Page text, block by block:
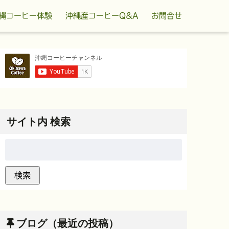
コーヒー体験 沖縄産コーヒーQ&A お問合せ
サイト内 検索
ブログ（最近の投稿）